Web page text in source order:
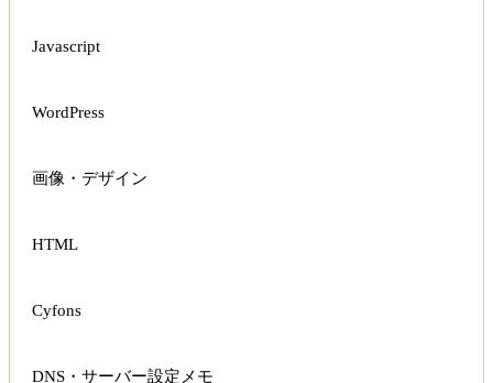
Javascript
WordPress
画像・デザイン
HTML
Cyfons
DNS・サーバー設定メモ